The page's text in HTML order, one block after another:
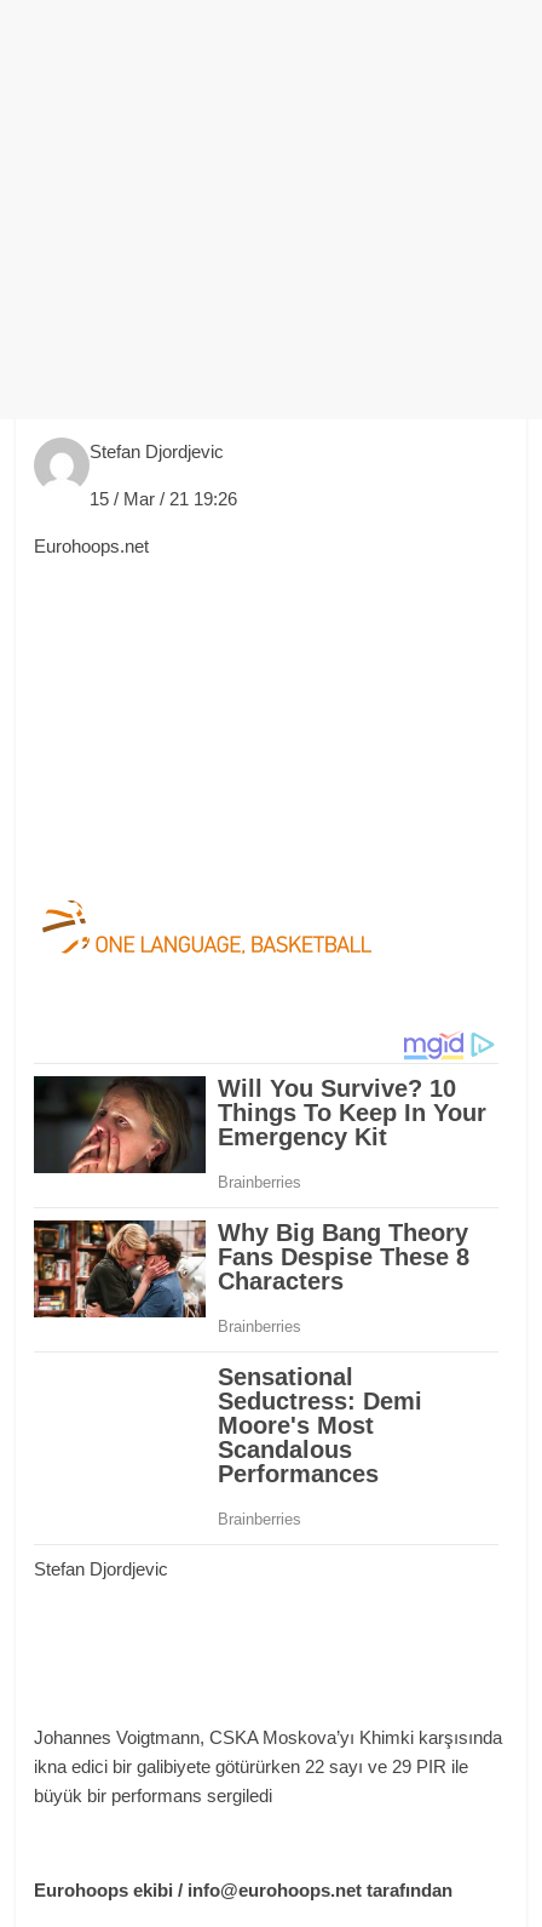
Stefan Djordjevic
15 / Mar / 21 19:26
Eurohoops.net
Stefan Djordjevic
Johannes Voigtmann, CSKA Moskova’yı Khimki karşısında
ikna edici bir galibiyete götürürken 22 sayı ve 29 PIR ile
büyük bir performans sergiledi
Eurohoops ekibi / info@eurohoops.net tarafından